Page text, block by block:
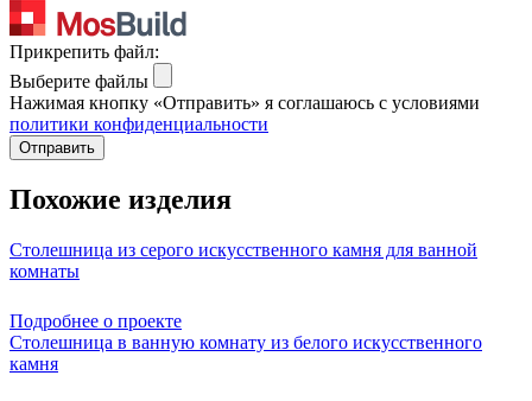
Прикрепить файл:
Выберите файлы
Нажимая кнопку «Отправить» я соглашаюсь с условиями
политики конфиденциальности
Отправить
Похожие изделия
Столешница из серого искусственного камня для ванной
комнаты
Подробнее о проекте
Столешница в ванную комнату из белого искусственного
камня